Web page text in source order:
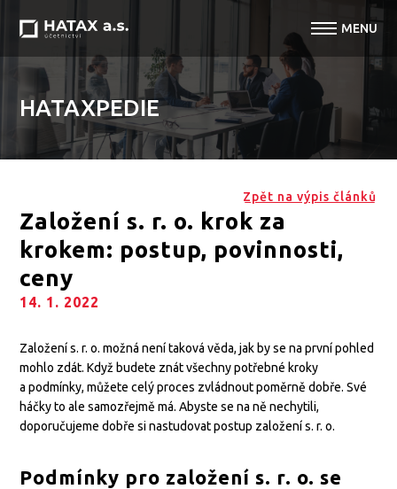
HATAXPEDIE
Zpět na výpis článků
Založení s. r. o. krok za
krokem: postup, povinnosti,
ceny
14. 1. 2022
Založení s. r. o. možná není taková věda, jak by se na první pohled
mohlo zdát. Když budete znát všechny potřebné kroky
a podmínky, můžete celý proces zvládnout poměrně dobře. Své
háčky to ale samozřejmě má. Abyste se na ně nechytili,
doporučujeme dobře si nastudovat postup založení s. r. o.
Podmínky pro založení s. r. o. se